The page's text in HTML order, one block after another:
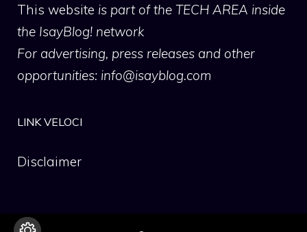
This website is part of the TECH AREA inside
the IsayBlog! network
For advertising, press releases and other
opportunities: info@isayblog.com
LINK VELOCI
Disclaimer